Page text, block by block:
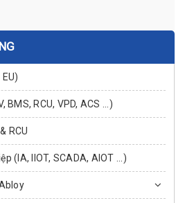
BMS, RCU, VPD, ACS ...)
RCU
(IA, IIOT, SCADA, AIOT ...)